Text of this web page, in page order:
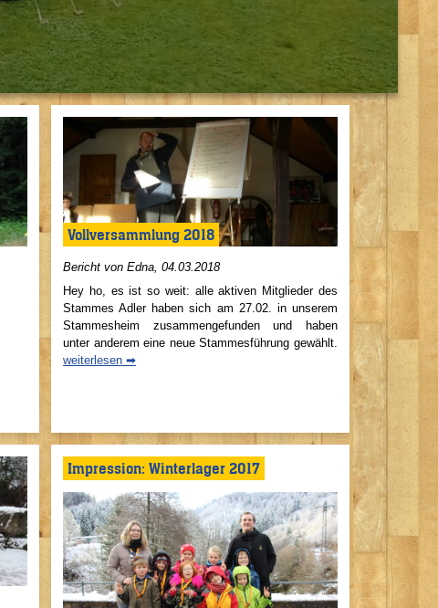
Vollversammlung 2018
Bericht von Edna, 04.03.2018
Hey ho, es ist so weit: alle aktiven Mitglieder des
Stammes Adler haben sich am 27.02. in unserem
Stammesheim zusammengefunden und haben
unter anderem eine neue Stammesführung gewählt.
weiterlesen ➡
Impression: Winterlager 2017